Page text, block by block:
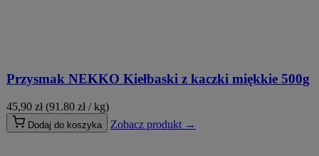
Przysmak NEKKO Kiełbaski z kaczki miękkie 500g
45,90 zł (91.80 zł / kg)
Dodaj do koszyka Zobacz produkt →